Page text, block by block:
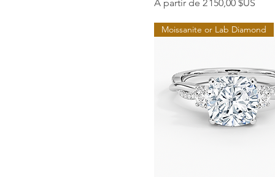
À partir de 2 150,00 $US
Moissanite or Lab Diamond